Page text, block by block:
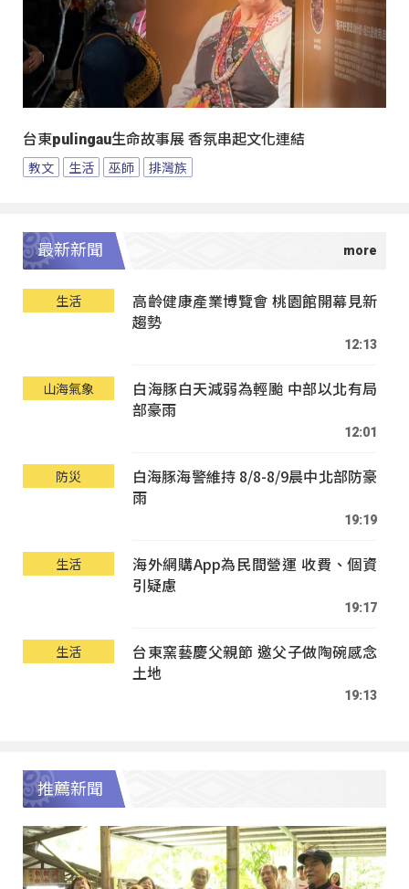
台東pulingau生命故事展 香氛串起文化連結
教文 生活 巫師 排灣族
最新新聞
生活
高齡健康產業博覽會 桃園館開幕見新
趨勢
12:13
山海氣象
白海豚白天減弱為輕颱 中部以北有局
部豪雨
12:01
防災
白海豚海警維持 8/8-8/9晨中北部防豪
雨
19:19
生活
海外網購App為民間營運 收費、個資
引疑慮
19:17
生活
台東窯藝慶父親節 邀父子做陶碗感念
土地
19:13
推薦新聞